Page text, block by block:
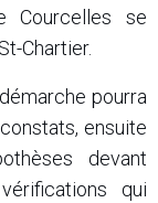
Courcelles se
Chartier.
pourra
ensuite
devant
qui